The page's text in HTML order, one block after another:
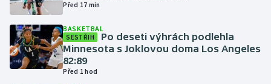
Judo
Krasobruslení
Lezení
Před 17 min
BASKETBAL
SESTŘIH
Po deseti výhrách podlehla
Minnesota s Joklovou doma Los Angeles
82:89
Před 1 hod